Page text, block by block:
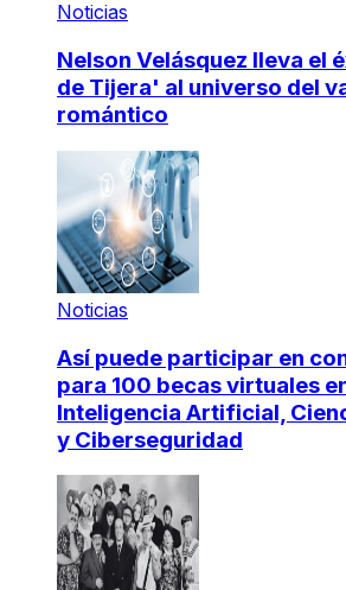
Noticias
Nelson Velásquez lleva el
de Tijera' al universo del
romántico
Noticias
Así puede participar en
para 100 becas virtuales
Inteligencia Artificial,
y Ciberseguridad